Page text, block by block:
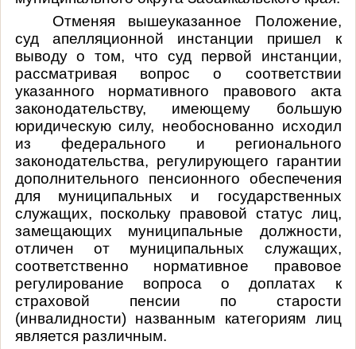
Отменяя вышеуказанное Положение,
суд апелляционной инстанции пришел к
выводу о том, что суд первой инстанции,
рассматривая вопрос о соответствии
указанного нормативного правового акта
законодательству, имеющему большую
юридическую силу, необоснованно исходил
из федерального и регионального
законодательства, регулирующего гарантии
дополнительного пенсионного обеспечения
для муниципальных и государственных
служащих, поскольку правовой статус лиц,
замещающих муниципальные должности,
отличен от муниципальных служащих,
соответственно нормативное правовое
регулирование вопроса о доплатах к
страховой пенсии по старости
(инвалидности) названным категориям лиц
является различным.